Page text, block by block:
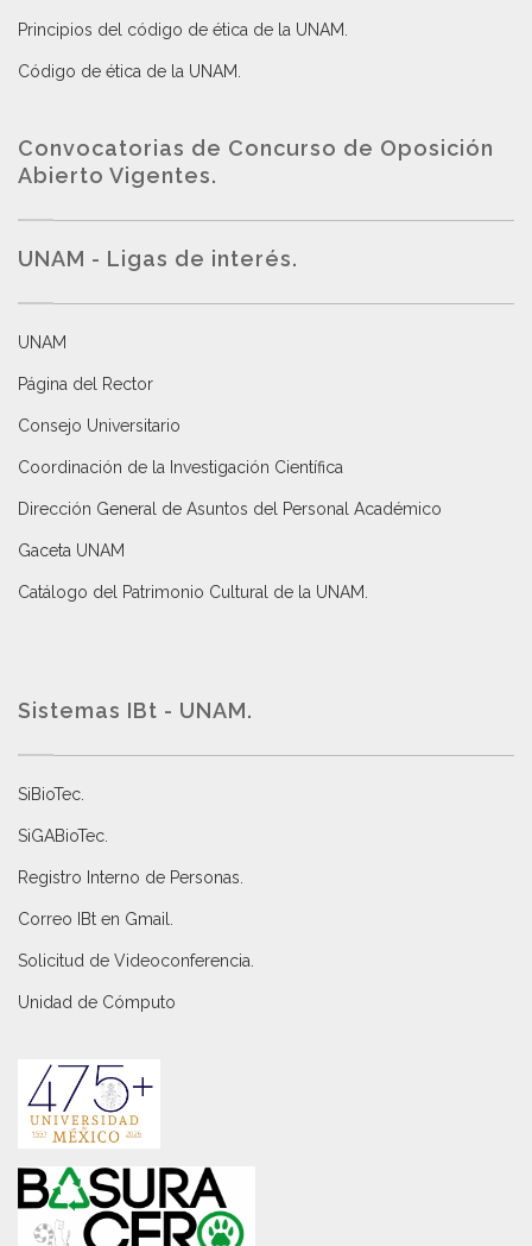
Principios del código de ética de la UNAM
Código de ética de la UNAM
Convocatorias de Concurso de Oposición
Abierto Vigentes.
UNAM - Ligas de interés.
UNAM
Página del Rector
Consejo Universitario
Coordinación de la Investigación Científica
Dirección General de Asuntos del Personal Académico
Gaceta UNAM
Catálogo del Patrimonio Cultural de la UNAM.
Sistemas IBt - UNAM.
SiBioTec
SiGABioTec.
Registro Interno de Personas
Correo IBt en Gmail
Solicitud de Videoconferencia.
Unidad de Cómputo